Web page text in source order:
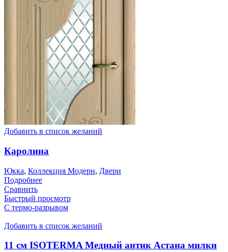
Добавить в список желаний
Каролина
Юкка, Коллекция Модерн, Двери
Подробнее
Сравнить
Быстрый просмотр
С термо-разрывом
Добавить в список желаний
11 см ISOTERMA Медный антик Астана милки